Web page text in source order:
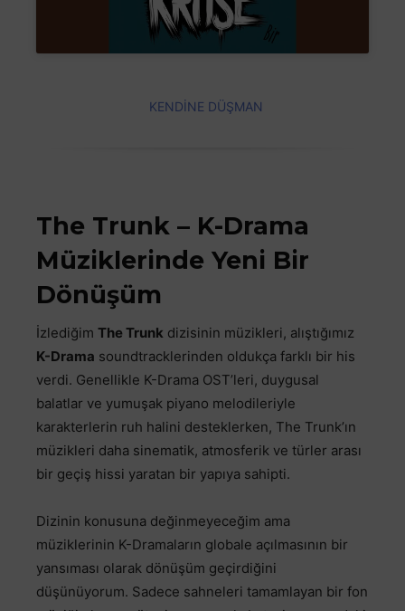
KENDİNE DÜŞMAN
The Trunk – K-Drama
Müziklerinde Yeni Bir
Dönüşüm
İzlediğim The Trunk dizisinin müzikleri, alıştığımız
K-Drama soundtracklerinden oldukça farklı bir his
verdi. Genellikle K-Drama OST’leri, duygusal
balatlar ve yumuşak piyano melodileriyle
karakterlerin ruh halini desteklerken, The Trunk’ın
müzikleri daha sinematik, atmosferik ve türler arası
bir geçiş hissi yaratan bir yapıya sahipti.
Dizinin konusuna değinmeyeceğim ama
müziklerinin K-Dramaların globale açılmasının bir
yansıması olarak dönüşüm geçirdiğini
düşünüyorum. Sadece sahneleri tamamlayan bir fon